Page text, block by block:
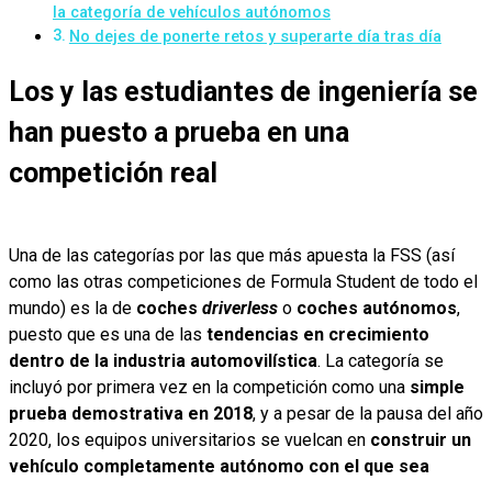
la categoría de vehículos autónomos
No dejes de ponerte retos y superarte día tras día
Los y las estudiantes de ingeniería se
han puesto a prueba en una
competición real
Una de las categorías por las que más apuesta la FSS (así
como las otras competiciones de Formula Student de todo el
mundo) es la de coches driverless o coches autónomos,
puesto que es una de las tendencias en crecimiento
dentro de la industria automovilística. La categoría se
incluyó por primera vez en la competición como una simple
prueba demostrativa en 2018, y a pesar de la pausa del año
2020, los equipos universitarios se vuelcan en construir un
vehículo completamente autónomo con el que sea